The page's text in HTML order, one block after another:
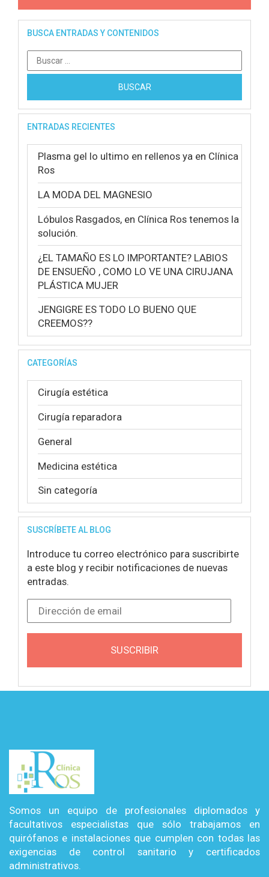
BUSCA ENTRADAS Y CONTENIDOS
Buscar:
ENTRADAS RECIENTES
Plasma gel lo ultimo en rellenos ya en Clínica
Ros
LA MODA DEL MAGNESIO
Lóbulos Rasgados, en Clínica Ros tenemos la
solución.
¿EL TAMAÑO ES LO IMPORTANTE? LABIOS
DE ENSUEÑO , COMO LO VE UNA CIRUJANA
PLÁSTICA MUJER
JENGIGRE ES TODO LO BUENO QUE
CREEMOS??
CATEGORÍAS
Cirugía estética
Cirugía reparadora
General
Medicina estética
Sin categoría
SUSCRÍBETE AL BLOG
Introduce tu correo electrónico para suscribirte
a este blog y recibir notificaciones de nuevas
entradas.
Dirección de email
SUSCRIBIR
Somos un equipo de profesionales diplomados y
facultativos especialistas que sólo trabajamos en
quirófanos e instalaciones que cumplen con todas las
exigencias de control sanitario y certificados
administrativos.